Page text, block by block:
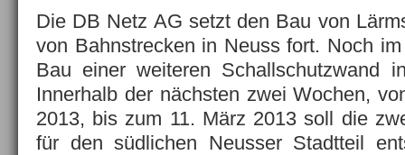
Die DB Netz AG setzt den Bau von
von Bahnstrecken in Neuss fort. Noch
Bau einer weiteren Schallschutzwand
Innerhalb der nächsten zwei Wochen,
2013, bis zum 11. März 2013 soll die
für den südlichen Neusser Stadtteil